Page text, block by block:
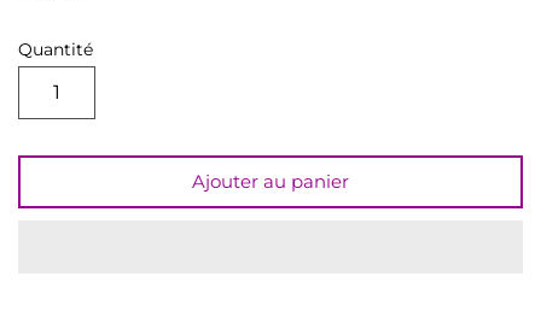
Quantité
Ajouter au panier
Signets
Autres à colorier
LIQUIDATION